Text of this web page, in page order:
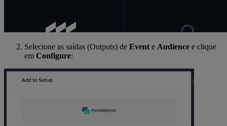
Selecione as saídas (Outputs) de Event e Audience e clique
em Configure: